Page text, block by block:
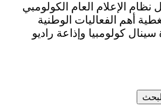
3 يوليو 2025 يواصل نظام الإعلام العام الكولومبي
أهم الفعاليات الوطنية
كولومبيا وإذاعة راديو
البحث